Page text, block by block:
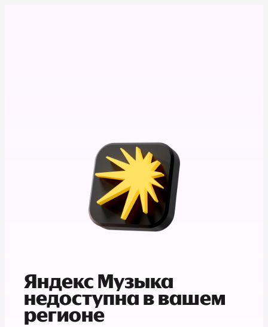
Яндекс Музыка
недоступна в вашем
регионе